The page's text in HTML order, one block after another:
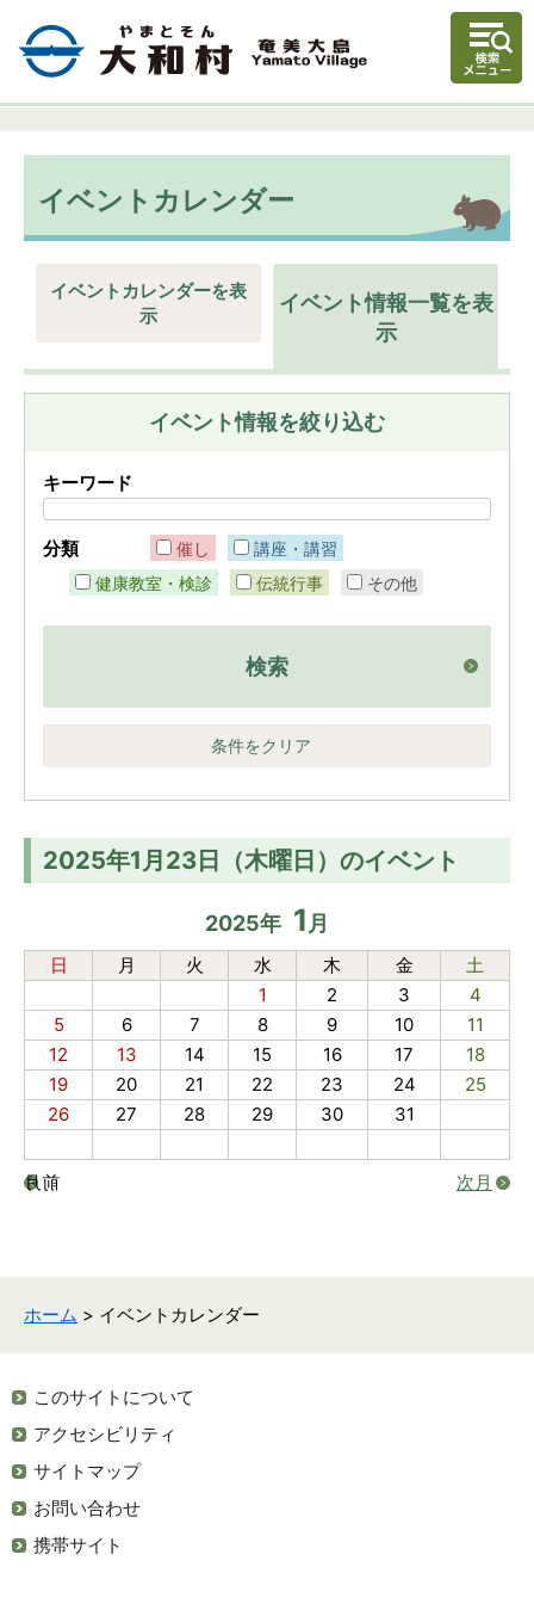
イベントカレンダー
イベントカレンダーを表
示
イベント情報一覧を表
示
イベント情報を絞り込む
キーワード
分類 催し
講座・講習
健康教室・検診
伝統行事 その他
検索
条件をクリア
2025年1月23日（木曜日）のイベント
2025年 1 月
日 月 火 水 木 金
土
1
2 3
4
5
6 7 8 9 10
11
12
13 14 15 16 17
18
19
20 21 22 23 24
25
26
27 28 29 30 31
前月 次月
ホーム > イベントカレンダー
このサイトについて
アクセシビリティ
サイトマップ
お問い合わせ
携帯サイト